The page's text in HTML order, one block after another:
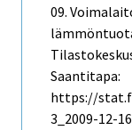
09.
Saantitapa:
https://
3_2009-12-